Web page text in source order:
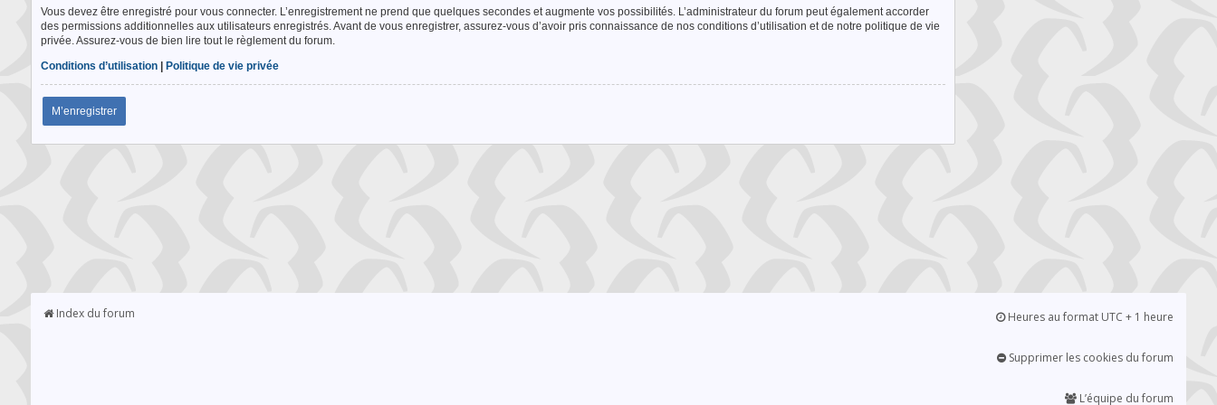
Vous devez être enregistré pour vous connecter. L’enregistrement ne prend que quelques secondes et augmente vos possibilités. L’administrateur du forum peut également accorder
des permissions additionnelles aux utilisateurs enregistrés. Avant de vous enregistrer, assurez-vous d’avoir pris connaissance de nos conditions d’utilisation et de notre politique de vie
privée. Assurez-vous de bien lire tout le règlement du forum.
Conditions d’utilisation| Politique de vie privée
M’enregistrer
Index du forum Heures au format UTC + 1 heure
Supprimer les cookies du forum
L’équipe du forum